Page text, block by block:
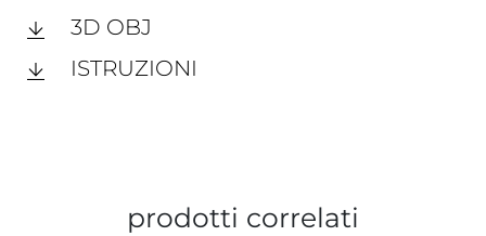
3D OBJ
ISTRUZIONI
prodotti correlati